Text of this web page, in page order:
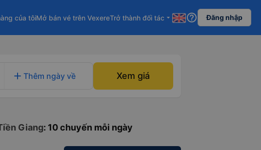
của tôiMở bán vé trên VexereTrở thành đối tác arrow_drop_down help_outline Đăng nhập
add Thêm ngày về Xem giá
Giang: 10 chuyến mỗi ngày